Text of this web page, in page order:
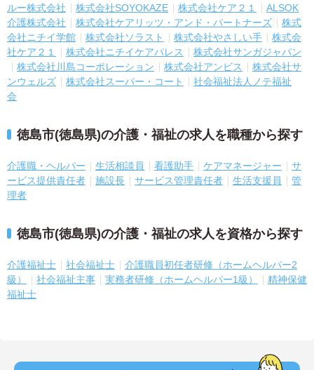
ルー株式会社
株式会社SOYOKAZE 株式会社ケア２１
ALSOK
介護株式会社
株式会社ケアリッツ・アンド・パートナーズ
株式
会社ニチイ学館
株式会社ソラスト 株式会社やさしい手
株式会
社ケア２１
株式会社ニチイケアパレス
株式会社サンガジャパン
株式会社川島コーポレーション
株式会社アンビス
株式会社サ
ンウェルズ
株式会社スーパー・コート
社会福祉法人ノテ福祉
会
徳島市(徳島県)の介護・福祉の求人を職種から探す
介護職・ヘルパー 生活相談員 看護助手 ケアマネージャー
サ
ービス提供責任者
施設長 サービス管理責任者 生活支援員
管
理者
徳島市(徳島県)の介護・福祉の求人を資格から探す
介護福祉士 社会福祉士
介護職員初任者研修（ホームヘルパー2
級）
社会福祉主事 実務者研修（ホームヘルパー1級）
精神保健
福祉士